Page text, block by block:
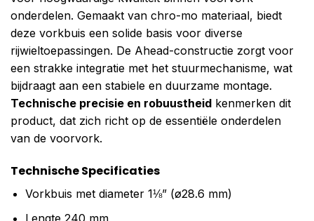
onderdelen. Gemaakt van chro-mo materiaal, biedt
deze vorkbuis een solide basis voor diverse
rijwieltoepassingen. De Ahead-constructie zorgt voor
een strakke integratie met het stuurmechanisme, wat
bijdraagt aan een stabiele en duurzame montage.
Technische precisie en robuustheid kenmerken dit
product, dat zich richt op de essentiële onderdelen
van de voorvork.
Technische Specificaties
Vorkbuis met diameter 1⅛” (ø28.6 mm)
Lengte 240 mm